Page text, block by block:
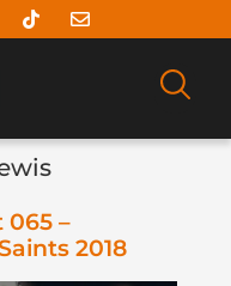
065 –
2018